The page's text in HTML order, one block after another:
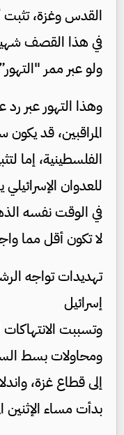
القدس وغزة، تثبت
في هذا القصف
ولو عبر ممر
وهذا التهور عبر
المراقبين، قد
الفلسطينية، إما
للعدوان
في الوقت نفسه
لا تكون أقل مما
تهديدات تواجه
إسرائيل
وتسببت الانتهاكات
ومحاولات بسط
إلى قطاع غزة،
بدأت مساء الإثنين